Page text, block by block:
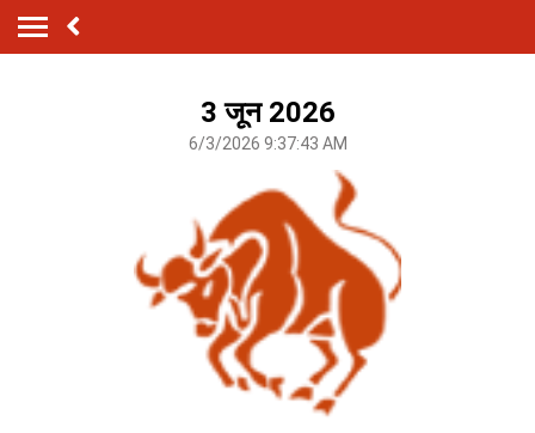
3 जून 2026
6/3/2026 9:37:43 AM